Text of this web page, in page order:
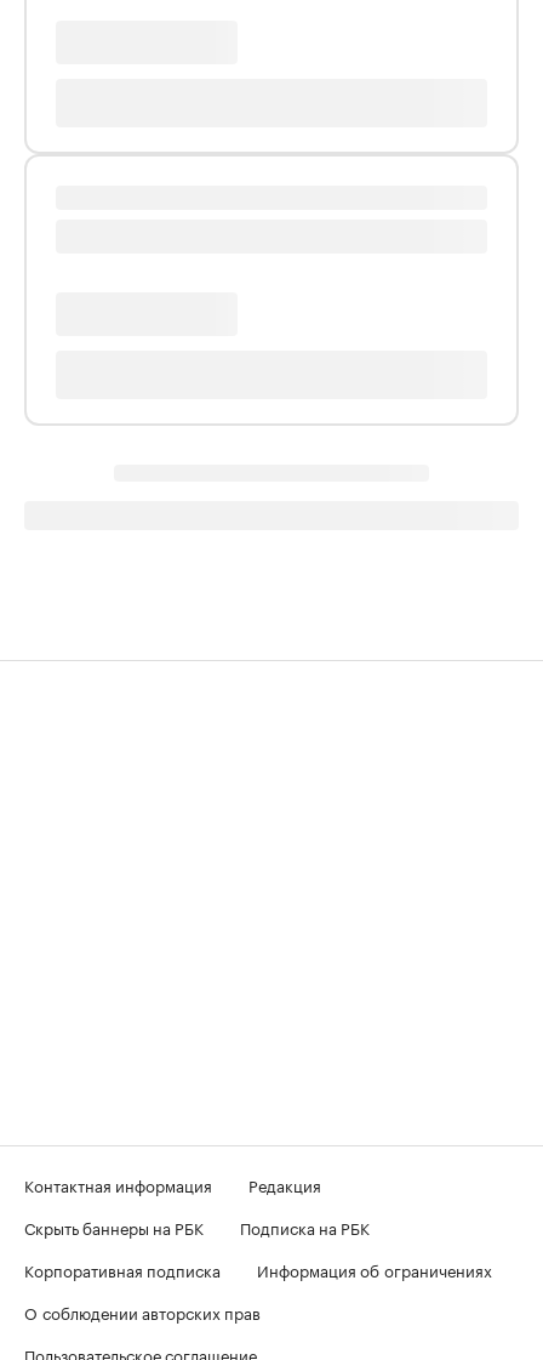
Контактная информация
Редакция
Скрыть баннеры на РБК
Подписка на РБК
Корпоративная подписка
Информация об ограничениях
О соблюдении авторских прав
Пользовательское соглашение